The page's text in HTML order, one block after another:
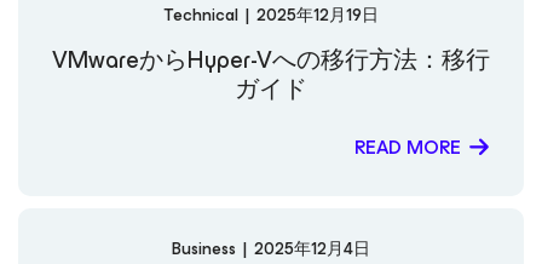
Technical | 2025年12月19日
VMwareからHyper-Vへの移行方法：移行
ガイド
READ MORE
Business | 2025年12月4日